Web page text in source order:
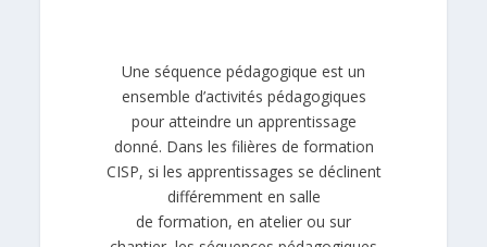
Une séquence pédagogique est un
ensemble d’activités pédagogiques
pour atteindre un apprentissage
donné. Dans les filières de formation
CISP, si les apprentissages se déclinent
différemment en salle
de formation, en atelier ou sur